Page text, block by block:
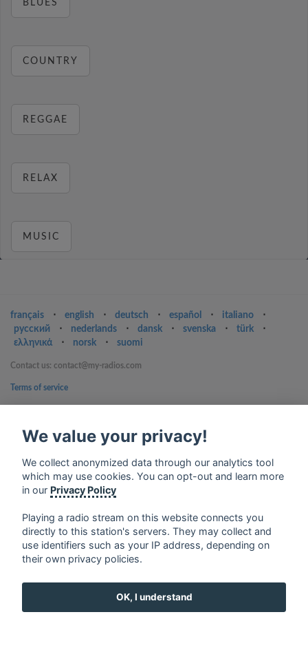
BLUES
COUNTRY
REGGAE
RELAX
MUSIC
français ⋅ english ⋅ deutsch ⋅ español ⋅ italiano
⋅
русский
⋅ nederlands ⋅ dansk ⋅ svenska ⋅ türk
⋅
ελληνικά
⋅ norsk ⋅ suomi
Contact us: contact@my-radios.com
Terms of service
Google Play and the Google Play logo are trademarks of Google Inc.
We value your privacy!
We collect anonymized data through our analytics tool
which may use cookies. You can opt-out and learn more
in our Privacy Policy
Playing a radio stream on this website connects you
directly to this station's servers. They may collect and
use identifiers such as your IP address, depending on
their own privacy policies.
OK, I understand